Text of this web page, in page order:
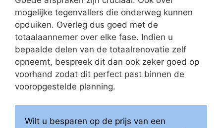
mogelijke tegenvallers die onderweg kunnen
opduiken. Overleg dus goed met de
totaalaannemer over elke fase. Indien u
bepaalde delen van de totaalrenovatie zelf
opneemt, bespreek dit dan ook zeker goed op
voorhand zodat dit perfect past binnen de
vooropgestelde planning.
Wilt u besparen op de prijs van een